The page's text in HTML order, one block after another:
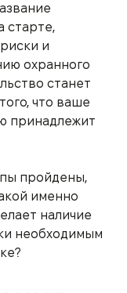
старте,
и
охранного
станет
что ваше
принадлежит
пройдены,
именно
наличие
необходимым